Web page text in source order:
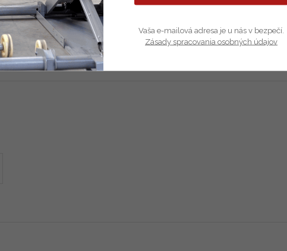
Vaša e-mailová adresa je u nás v bezpečí.
Zásady spracovania osobných údajov